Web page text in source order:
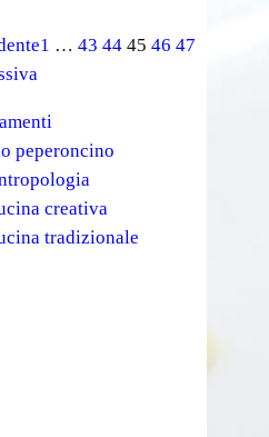
1 … 43 44 45 46 47
peperoncino
creativa
tradizionale